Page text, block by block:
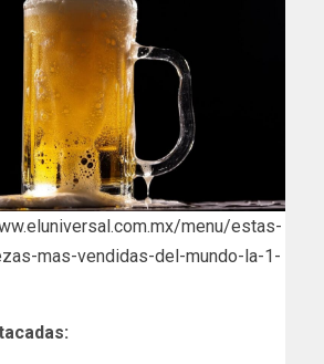
menu/estas-
mas-vendidas-del-mundo-la-1-